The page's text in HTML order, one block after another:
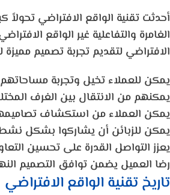
أحدثت تقنية الواقع الافتراضي
الغامرة والتفاعلية غير الواقع
الافتراضي لتقديم تجربة تصميم
يمكن للعملاء تخيل وتجربة
يمكنهم من الانتقال بين الغرف
يمكن العملاء من استكشاف تصاميمها
يمكن للزبائن أن يشاركوا بشكل
يعزز التواصل القدرة على تحسين
رضا العميل يضمن توافق التصميم
تاريخ تقنية الواقع الافتراضي